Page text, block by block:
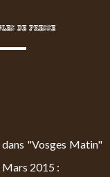
de presse
dans "Vosges Matin"
Mars 2015 :